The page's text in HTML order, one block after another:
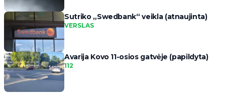
Sutriko „Swedbank“ veikla (atnaujinta)
VERSLAS
Avarija Kovo 11-osios gatvėje (papildyta)
112